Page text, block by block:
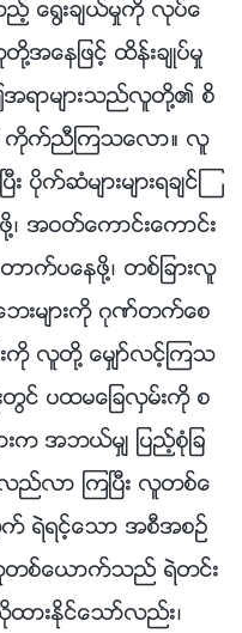
ည့္ ေ႐ြးခ်ယ္မႈကို လုပ္ေ
အေနျဖင့္ ထိန္းခ်ဳပ္မႈ
ရာမ်ားသည္လူတို႔၏ စိ
င့္ ကိုက္ညီၾကသေလာ။ လူ
ပိုက္ဆံမ်ားမ်ားရခ်င္ၾ
အဝတ္ေကာင္းေကာင္း
က္ပေနဖို႔၊ တစ္ျခားလူ
းေဘးမ်ားကို ဂုဏ္တက္ေစ
င္းကို လူတို႔ ေမွ်ာ္လင့္ၾကသ
င္ ပထမေျခလွမ္းကို စ
က အဘယ္မွ် ျပည့္စုံျခ
ည္လာ ၾကၿပီး လူတစ္ေ
ရဲရင့္ေသာ အစီအစဥ္
တစ္ေယာက္သည္ ရဲတင္း
းႏိုင္ေသာ္လည္း၊